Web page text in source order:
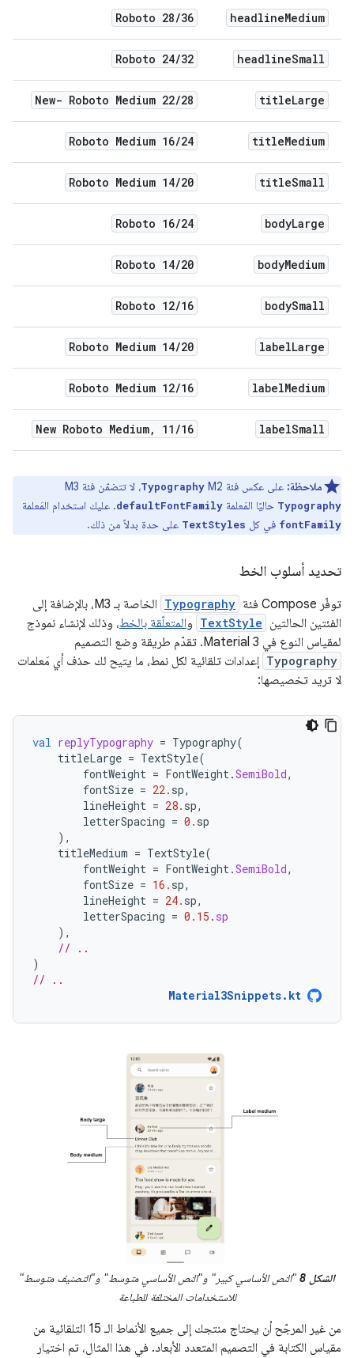
headlineMedium
Roboto 28/36
headlineSmall
Roboto 24/32
titleLarge
New- Roboto Medium 22/28
titleMedium
Roboto Medium 16/24
titleSmall
Roboto Medium 14/20
bodyLarge
Roboto 16/24
bodyMedium
Roboto 14/20
bodySmall
Roboto 12/16
labelLarge
Roboto Medium 14/20
labelMedium
Roboto Medium 12/16
labelSmall
New Roboto Medium, 11 /16
ملاحظة: على عكس فئة M2 Typography، لا تتضمّن فئة M3
Typography حاليًا المَعلمة defaultFontFamily. عليك استخدام المَعلمة
fontFamily في كل TextStyles على حدة بدلاً من ذلك.
تحديد أسلوب الخط
توفّر Compose فئة Typography
الخاصة بـ M3، بالإضافة إلى
الفئتين الحالتين TextStyle والمتعلّقة بالخط، وذلك لإنشاء نموذج
لمقياس النوع في Material 3. تقدّم طريقة وضع التصميم
Typography إعدادات تلقائية لكل نمط، ما يتيح لك حذف أي مَعلمات
لا تريد تخصيصها:
val replyTypography = Typography(
titleLarge = TextStyle(
fontWeight = FontWeight.SemiBold,
fontSize = 22. sp,
lineHeight = 28. sp,
letterSpacing = 0. sp
),
titleMedium = TextStyle(
fontWeight = FontWeight.SemiBold,
fontSize = 16. sp,
lineHeight = 24. sp,
letterSpacing = 0.15 . sp
),
// ..
)
// ..
Material3Snippets.kt
الشكل 8
"النص الأساسي كبير" و"النص الأساسي متوسط" و"التصنيف متوسط"
للاستخدامات المختلفة للطباعة
من غير المرجّح أن يحتاج منتجك إلى جميع الأنماط الـ 15 التلقائية من
مقياس الكتابة في التصميم المتعدد الأبعاد. في هذا المثال، تم اختيار